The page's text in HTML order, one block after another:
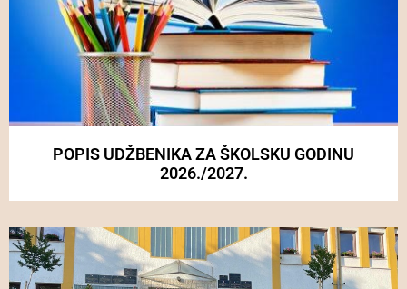
POPIS UDŽBENIKA ZA ŠKOLSKU GODINU
2026./2027.